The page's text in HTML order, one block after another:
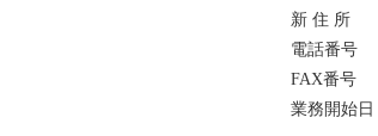
新 住 所 〒
電話番号
FAX番号
業務開始日